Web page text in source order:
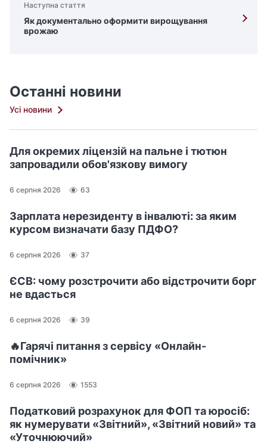
Наступна стаття
Як документально оформити вирощування
врожаю
Останні новини
Усі новини
Для окремих ліцензій на пальне і тютюн
запровадили обов'язкову вимогу
6 серпня 2026 63
Зарплата нерезиденту в інвалюті: за яким
курсом визначати базу ПДФО?
6 серпня 2026 37
ЄСВ: чому розстрочити або відстрочити борг
не вдасться
6 серпня 2026 39
🔥Гарячі питання з сервісу «Онлайн-
помічник»
6 серпня 2026 1553
Податковий розрахунок для ФОП та юросіб:
як нумерувати «Звітний», «Звітний новий» та
«Уточнюючий»